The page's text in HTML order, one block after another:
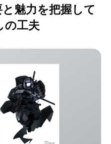
魅力を把握して
の工夫